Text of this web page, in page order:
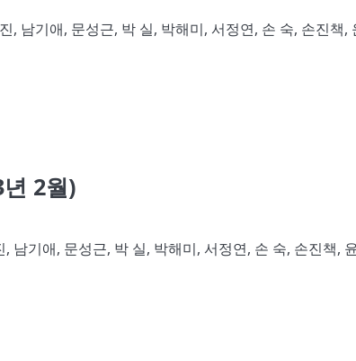
, 남기애, 문성근, 박 실, 박해미, 서정연, 손 숙, 손진책,
2월)
남기애, 문성근, 박 실, 박해미, 서정연, 손 숙, 손진책,